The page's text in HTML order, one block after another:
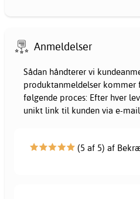
Anmeldelser
Sådan håndterer vi
produktanmeldelser kommer
følgende proces: Efter hver
unikt link til kunden via e-
(5 af 5) af